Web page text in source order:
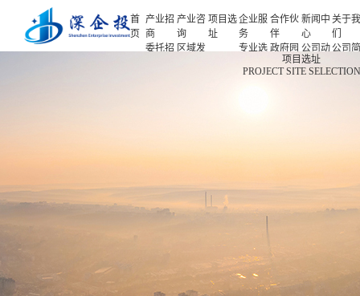
首
页
产业招
商
委托招
产业咨
询
区域发
专题研
究
项目选
址
企业服
务
专业选
项目申
合作伙
伴
政府园
企业客
新闻中
心
公司动
态
产业观
关于
们
公司
人力
新闻中心
项目选址
PROJECT SITE SELECTION